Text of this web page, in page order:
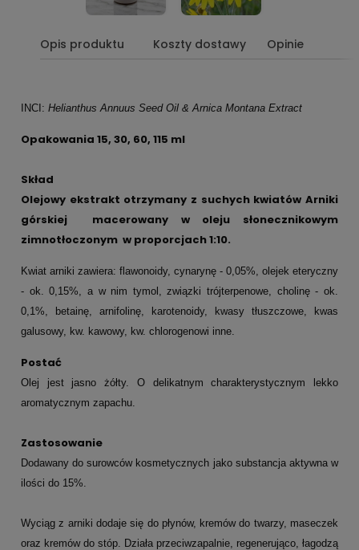
Opis produktu Koszty dostawy Opinie
INCI: Helianthus Annuus Seed Oil & Arnica Montana Extract
Opakowania 15, 30, 60, 115 ml
Skład
Olejowy ekstrakt otrzymany z suchych kwiatów Arniki
górskiej macerowany w oleju słonecznikowym
zimnotłoczonym w proporcjach 1:10.
Kwiat arniki zawiera: flawonoidy, cynarynę - 0,05%, olejek eteryczny
- ok. 0,15%, a w nim tymol, związki trójterpenowe, cholinę - ok.
0,1%, betainę, arnifolinę, karotenoidy, kwasy tłuszczowe, kwas
galusowy, kw. kawowy, kw. chlorogenowi inne.
Postać
Olej jest jasno żółty. O delikatnym charakterystycznym lekko
aromatycznym zapachu.
Zastosowanie
Dodawany do surowców kosmetycznych jako substancja aktywna w
ilości do 15%.
Wyciąg z arniki dodaje się do płynów, kremów do twarzy, maseczek
oraz kremów do stóp. Działa przeciwzapalnie, regenerująco, łagodzą